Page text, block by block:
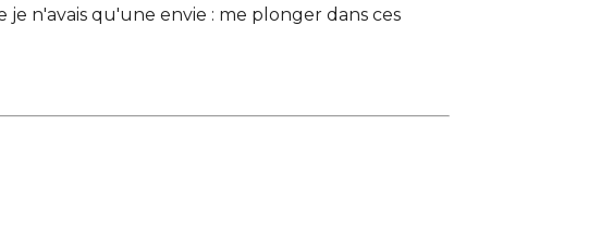
n'avais qu'une envie : me plonger dans ces